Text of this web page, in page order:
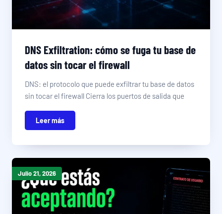
DNS Exfiltration: cómo se fuga tu base de
datos sin tocar el firewall
DNS: el protocolo que puede exfiltrar tu base de datos
sin tocar el firewall Cierra los puertos de salida que
Leer más
Julio 21, 2026